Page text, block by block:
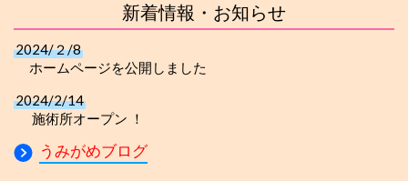
新着情報・お知らせ
2024/２/8
ホームページを公開しました
2024/2/14
施術所オープン ！
うみがめブログ